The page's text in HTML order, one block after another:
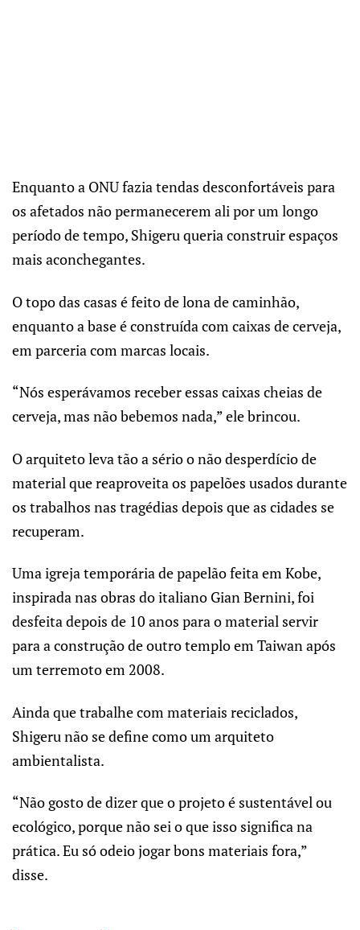
Enquanto a ONU fazia tendas desconfortáveis para
os afetados não permanecerem ali por um longo
período de tempo, Shigeru queria construir espaços
mais aconchegantes.
O topo das casas é feito de lona de caminhão,
enquanto a base é construída com caixas de cerveja,
em parceria com marcas locais.
“Nós esperávamos receber essas caixas cheias de
cerveja, mas não bebemos nada,” ele brincou.
O arquiteto leva tão a sério o não desperdício de
material que reaproveita os papelões usados durante
os trabalhos nas tragédias depois que as cidades se
recuperam.
Uma igreja temporária de papelão feita em Kobe,
inspirada nas obras do italiano Gian Bernini, foi
desfeita depois de 10 anos para o material servir
para a construção de outro templo em Taiwan após
um terremoto em 2008.
Ainda que trabalhe com materiais reciclados,
Shigeru não se define como um arquiteto
ambientalista.
“Não gosto de dizer que o projeto é sustentável ou
ecológico, porque não sei o que isso significa na
prática. Eu só odeio jogar bons materiais fora,”
disse.